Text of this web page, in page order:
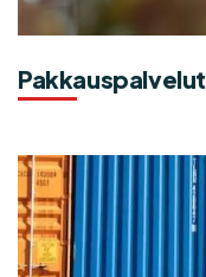
Pakkauspalvelut